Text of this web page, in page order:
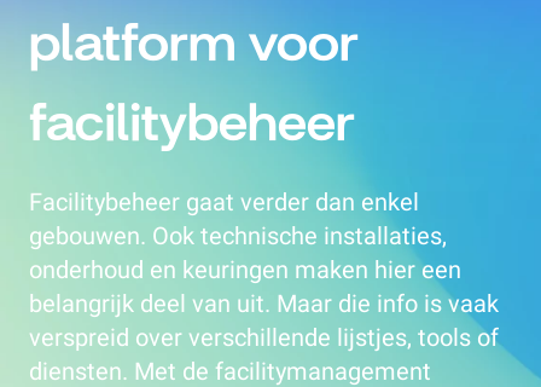
platform voor
facilitybeheer
Facilitybeheer gaat verder dan enkel
gebouwen. Ook technische installaties,
onderhoud en keuringen maken hier een
belangrijk deel van uit. Maar die info is vaak
verspreid over verschillende lijstjes, tools of
diensten. Met de facilitymanagement